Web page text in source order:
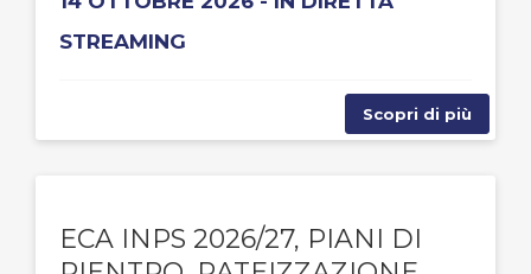
STREAMING
Scopri di più
ECA INPS 2026/27, PIANI DI